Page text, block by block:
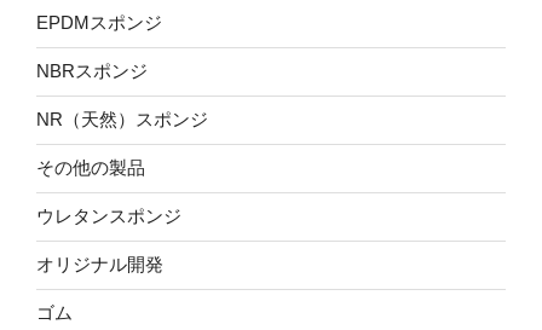
EPDMスポンジ
NBRスポンジ
NR（天然）スポンジ
その他の製品
ウレタンスポンジ
オリジナル開発
ゴム